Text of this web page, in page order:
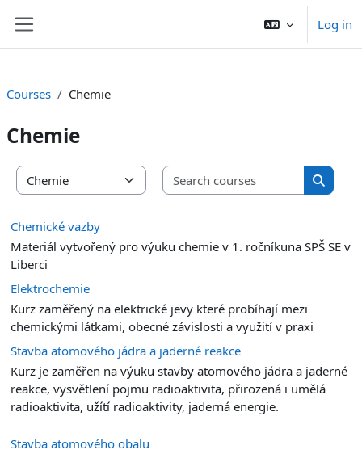
Log in
Courses Chemie
Chemie
Course categories
Search
Search
Chemické vazby
Materiál vytvořený pro výuku chemie v 1. ročníkuna SPŠ SE v
Liberci
Elektrochemie
Kurz zaměřený na elektrické jevy které probíhají mezi
chemickými látkami, obecné závislosti a využití v praxi
Stavba atomového jádra a jaderné reakce
Kurz je zaměřen na výuku stavby atomového jádra a jaderné
reakce, vysvětlení pojmu radioaktivita, přirozená i umělá
radioaktivita, užítí radioaktivity, jaderná energie.
Stavba atomového obalu